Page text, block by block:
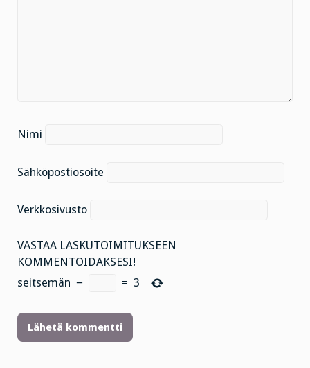
Nimi
Sähköpostiosoite
Verkkosivusto
VASTAA LASKUTOIMITUKSEEN
KOMMENTOIDAKSESI!
seitsemän − = 3